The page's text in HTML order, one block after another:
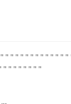
" " " " " " " " " " "
" " " " " " " "